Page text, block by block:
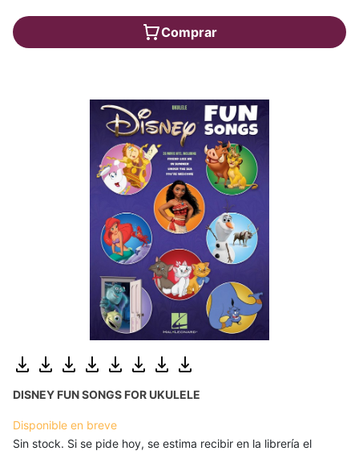
Comprar
DISNEY FUN SONGS FOR UKULELE
Disponible en breve
Sin stock. Si se pide hoy, se estima recibir en la librería el